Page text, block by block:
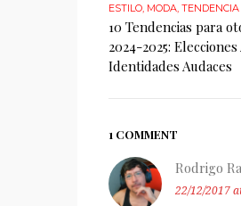
ESTILO, MODA, TENDENCIA
10 Tendencias para
2024-2025:
Identidades Audaces
1 COMMENT
Rodrigo
22/12/2017